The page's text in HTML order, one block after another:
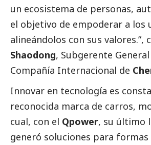
un ecosistema de personas,
el objetivo de empoderar a los
alineándolos con sus valores.”,
Shaodong, Subgerente
Compañía Internacional de
Innovar en tecnología es
reconocida marca de carros,
cual, con el Qpower, su último
generó soluciones para